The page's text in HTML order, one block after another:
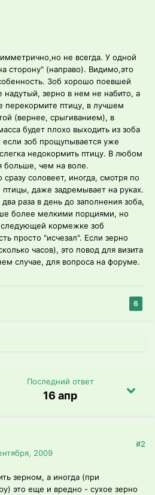
не всегда. У одной
сторону" (направо). Видимо,это
Зоб хорошо поевшей
зерно в нем не набито, а
перекормите птицу, в лучшем
(вернее, срыгиванием), в
будет плохо выходить из зоба
зоб прощупывается уже
недокормить птицу. В любом
больше, чем на воле.
соловеет, иногда, смотря по
птицы, даже задремывает на руках.
раза в день до заполнения зоба,
более мелкими порциями, но
кормежке зоб
просто "исчезал". Если зерно
часов), это повод для визита
случае, для вопроса на форуме.
6
Последний ответ
16 апр
2009
#2
зерном, а иногда (при
это еще и вредно - сухое зерно